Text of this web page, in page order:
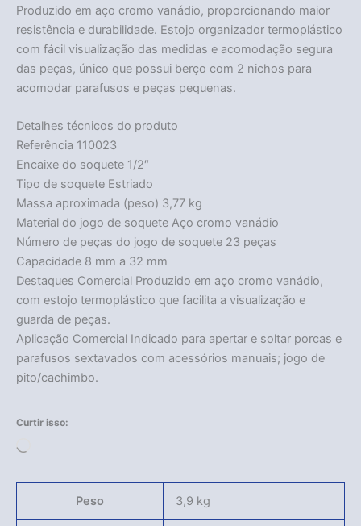
Produzido em aço cromo vanádio, proporcionando maior
resistência e durabilidade. Estojo organizador termoplástico
com fácil visualização das medidas e acomodação segura
das peças, único que possui berço com 2 nichos para
acomodar parafusos e peças pequenas.
Detalhes técnicos do produto
Referência 110023
Encaixe do soquete 1/2″
Tipo de soquete Estriado
Massa aproximada (peso) 3,77 kg
Material do jogo de soquete Aço cromo vanádio
Número de peças do jogo de soquete 23 peças
Capacidade 8 mm a 32 mm
Destaques Comercial Produzido em aço cromo vanádio,
com estojo termoplástico que facilita a visualização e
guarda de peças.
Aplicação Comercial Indicado para apertar e soltar porcas e
parafusos sextavados com acessórios manuais; jogo de
pito/cachimbo.
Curtir isso:
Peso 3,9 kg